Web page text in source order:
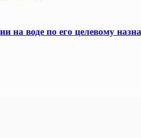
на воде по его целевому